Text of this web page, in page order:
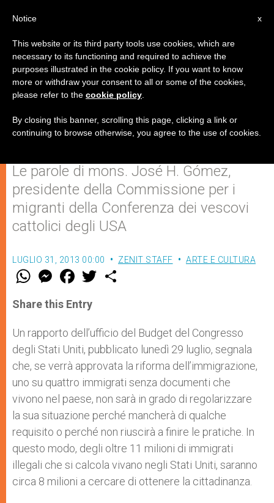
Stati Uniti: Proprio perché siamo
Chiesa cattolica ci interessa il
dibattito sull'immigrazione
Le parole di mons. José H. Gómez,
presidente della Commissione per i
migranti della Conferenza dei vescovi
cattolici degli USA
LUGLIO 31, 2013 00:00 ZENIT STAFF ARTE E CULTURA
W
t
s
p
p
M
e
s
e
g
e
r
F
a
e
b
o
k
w
r
Share this Entry
Un rapporto dell’ufficio del Budget del Congresso
degli Stati Uniti, pubblicato lunedì 29 luglio, segnala
che, se verrà approvata la riforma dell’immigrazione,
uno su quattro immigrati senza documenti che
vivono nel paese, non sarà in grado di regolarizzare
la sua situazione perché mancherà di qualche
requisito o perché non riuscirà a finire le pratiche. In
questo modo, degli oltre 11 milioni di immigrati
illegali che si calcola vivano negli Stati Uniti, saranno
circa 8 milioni a cercare di ottenere la cittadinanza.
x
Notice
This website or its third party tools use cookies, which are
necessary to its functioning and required to achieve the
purposes illustrated in the cookie policy. If you want to know
more or withdraw your consent to all or some of the cookies,
please refer to the cookie policy
By closing this banner, scrolling this page, clicking a link or
continuing to browse otherwise, you agree to the use of cookies.